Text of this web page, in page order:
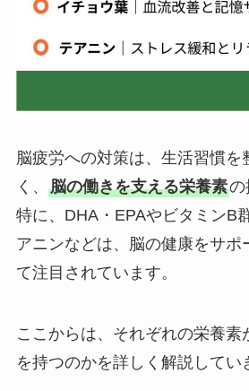
脳疲労への対策は、生活習慣を
く、 脳の働きを支える栄養素の
特に、DHA・EPAやビタミンB
アニンなどは、脳の健康をサポ
て注目されています。
ここからは、それぞれの栄養素
を持つのかを詳しく解説してい